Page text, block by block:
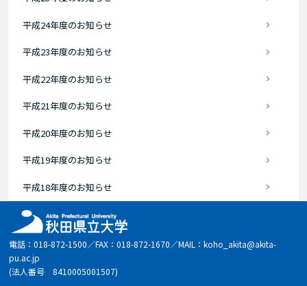
平成24年度のお知らせ
平成23年度のお知らせ
平成22年度のお知らせ
平成21年度のお知らせ
平成20年度のお知らせ
平成19年度のお知らせ
平成18年度のお知らせ
電話：018-872-1500／FAX：018-872-1670／MAIL：koho_akita@akita-
pu.ac.jp
(法人番号 8410005001507)